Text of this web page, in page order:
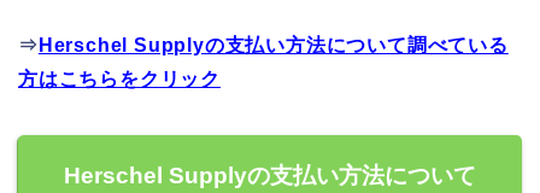
⇒ Herschel Supplyの支払い方法について調べている
方はこちらをクリック
Herschel Supplyの支払い方法について